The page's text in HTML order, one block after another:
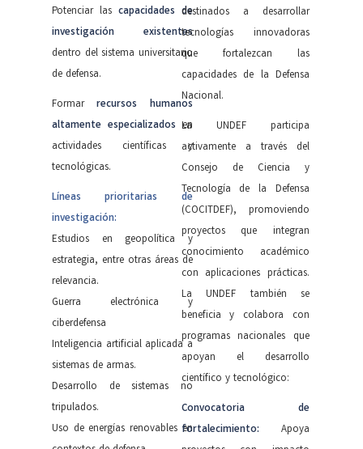
Potenciar las capacidades de
investigación existentes
dentro del sistema universitario
de defensa.
Formarrecursos humanos
altamente especializados en
actividades científicas y
tecnológicas.
Líneas prioritarias de
investigación:
Estudios en geopolítica y
estrategia, entre otras áreas de
relevancia.
Guerra electrónica y
ciberdefensa
Inteligencia artificial aplicada a
sistemas de armas.
Desarrollo de sistemas no
tripulados.
Uso de energías renovables en
destinados a desarrollar
tecnologías innovadoras
que fortalezcan las
capacidades de la Defensa
Nacional.
La UNDEF participa
activamente a través del
Consejo de Ciencia y
Tecnología de la Defensa
(COCITDEF), promoviendo
proyectos que integran
conocimiento académico
con aplicaciones prácticas.
La UNDEF también se
beneficia y colabora con
programas nacionales que
apoyan el desarrollo
científico y tecnológico:
Convocatoria de
fortalecimiento: Apoya